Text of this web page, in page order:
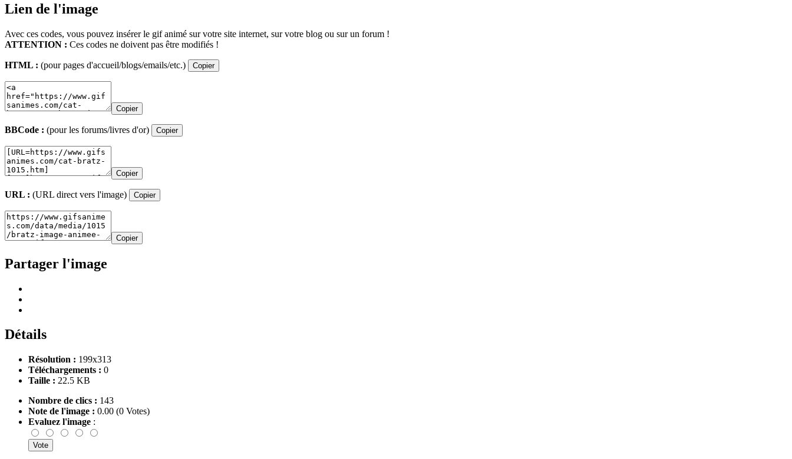
Lien de l'image
Avec ces codes, vous pouvez insérer le gif animé sur votre site internet, sur votre blog ou sur un forum !
ATTENTION : Ces codes ne doivent pas être modifiés !
HTML : (pour pages d'accueil/blogs/emails/etc.) Copier
Copier
BBCode : (pour les forums/livres d'or) Copier
Copier
URL : (URL direct vers l'image) Copier
Copier
Partager l'image
Détails
Résolution : 199x313
Téléchargements : 0
Taille : 22.5 KB
Nombre de clics : 143
Note de l'image : 0.00 (0 Votes)
Evaluez l'image :